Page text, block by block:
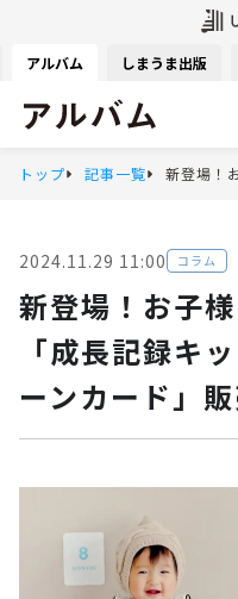
アルバム しまうま出版
トップ 記事一覧 新登場！
2024.11.29 11:00 コラム
新登場！お子
「成長記録キ
ーンカード」